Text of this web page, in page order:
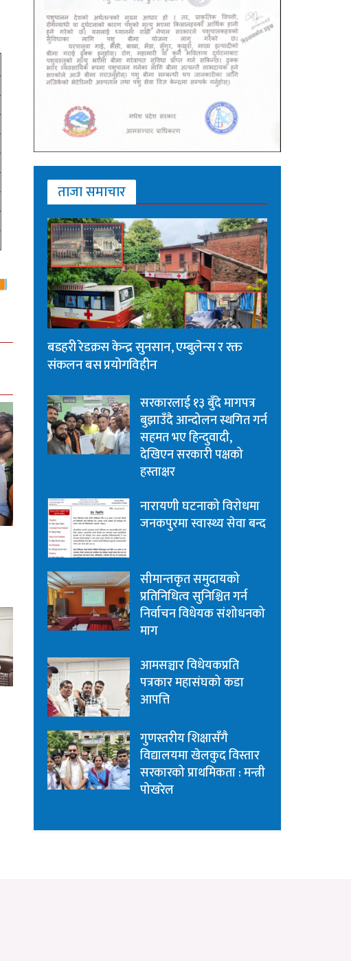
ताजा समाचार
बडहरी रेडक्रस केन्द्र सुनसान, एम्बुलेन्स र रक्त
संकलन बस प्रयोगविहीन
सरकारलाई १३ बुँदे मागपत्र
बुझाउँदै आन्दोलन स्थगित गर्न
सहमत भए हिन्दुवादी,
देखिएन सरकारी पक्षको
हस्ताक्षर
नारायणी घटनाको विरोधमा
जनकपुरमा स्वास्थ्य सेवा बन्द
सीमान्तकृत समुदायको
प्रतिनिधित्व सुनिश्चित गर्न
निर्वाचन विधेयक संशोधनको
माग
आमसञ्चार विधेयकप्रति
पत्रकार महासंघको कडा
आपत्ति
गुणस्तरीय शिक्षासँगै
विद्यालयमा खेलकुद विस्तार
सरकारको प्राथमिकता : मन्त्री
पोखरेल